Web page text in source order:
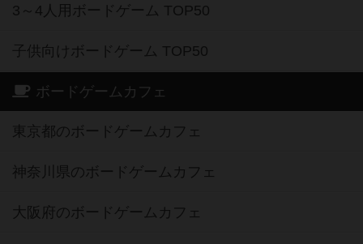
3～4人用ボードゲーム TOP50
子供向けボードゲーム TOP50
ボードゲームカフェ
東京都のボードゲームカフェ
神奈川県のボードゲームカフェ
大阪府のボードゲームカフェ